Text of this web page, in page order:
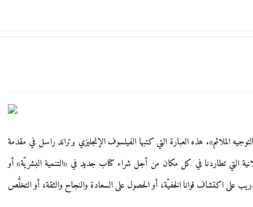
الملائم». هذه العبارة التي كتبها الفيلسوف الإنجليزي برتراند راسل في مقدمة
التي تطاردنا في كل مكان من أجل شراء كتاب جديد في «التنمية البشريّة» أو
على اكتشاف قوانا الخفيّة، أو الحصول على السعادة والنجاح والثقة، أو التخلُّص